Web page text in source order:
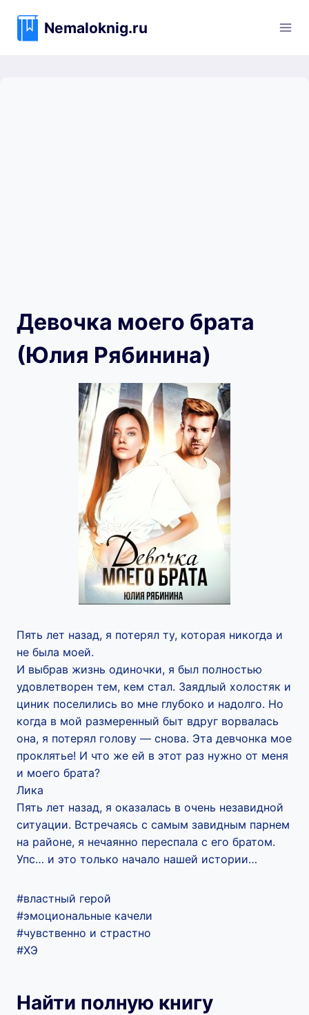
содержимому
Nemaloknig.ru
Девочка моего брата
(Юлия Рябинина)
Пять лет назад, я потерял ту, которая никогда и
не была моей.
И выбрав жизнь одиночки, я был полностью
удовлетворен тем, кем стал. Заядлый холостяк и
циник поселились во мне глубоко и надолго. Но
когда в мой размеренный быт вдруг ворвалась
она, я потерял голову — снова. Эта девчонка мое
проклятье! И что же ей в этот раз нужно от меня
и моего брата?
Лика
Пять лет назад, я оказалась в очень незавидной
ситуации. Встречаясь с самым завидным парнем
на районе, я нечаянно переспала с его братом.
Упс… и это только начало нашей истории…
#властный герой
#эмоциональные качели
#чувственно и страстно
#ХЭ
Найти полную книгу